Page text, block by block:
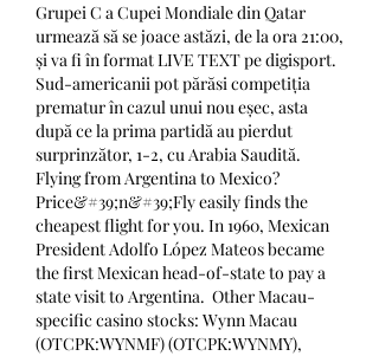
Grupei C a Cupei Mondiale din Qatar
urmează să se joace astăzi, de la ora 21:00,
și va fi în format LIVE TEXT pe digisport.
Sud-americanii pot părăsi competiția
prematur în cazul unui nou eșec, asta
după ce la prima partidă au pierdut
surprinzător, 1-2, cu Arabia Saudită.
Flying from Argentina to Mexico?
Price&#39;n&#39;Fly easily finds the
cheapest flight for you. In 1960, Mexican
President Adolfo López Mateos became
the first Mexican head-of-state to pay a
state visit to Argentina.  Other Macau-
specific casino stocks: Wynn Macau
(OTCPK:WYNMF) (OTCPK:WYNMY),